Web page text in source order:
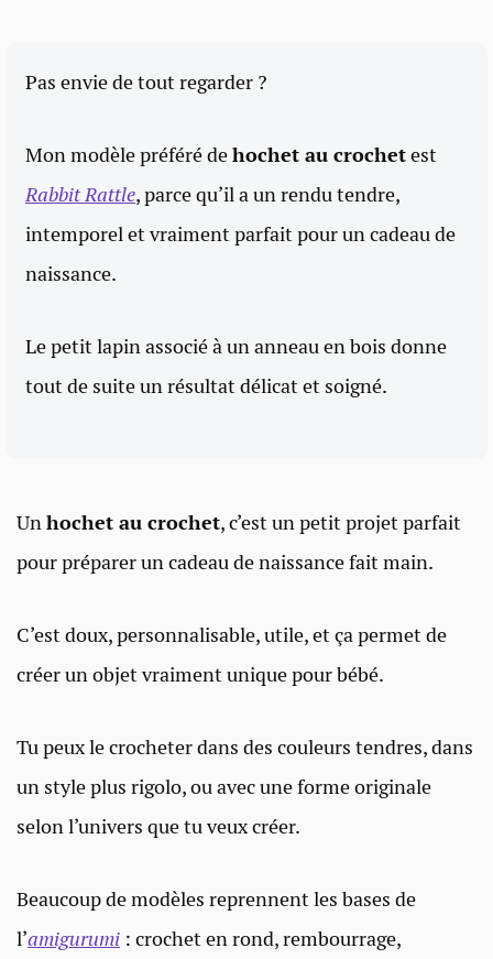
Pas envie de tout regarder ?
Mon modèle préféré dehochet au crochetest
Rabbit Rattle, parce qu’il a un rendu tendre,
intemporel et vraiment parfait pour un cadeau de
naissance.
Le petit lapin associé à un anneau en bois donne
tout de suite un résultat délicat et soigné.
Unhochet au crochet, c’est un petit projet parfait
pour préparer un cadeau de naissance fait main.
C’est doux, personnalisable, utile, et ça permet de
créer un objet vraiment unique pour bébé.
Tu peux le crocheter dans des couleurs tendres, dans
un style plus rigolo, ou avec une forme originale
selon l’univers que tu veux créer.
Beaucoup de modèles reprennent les bases de
l’amigurumi : crochet en rond, rembourrage,